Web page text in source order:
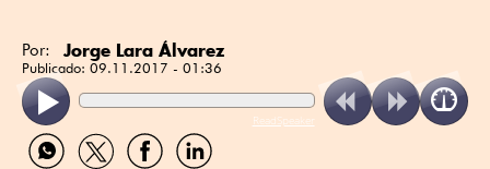
Por: Jorge Lara Álvarez
Publicado: 09.11.2017 - 01:36
ReadSpeaker
Compartir
por
Compartir
por
Compartir
por
Compartir
por